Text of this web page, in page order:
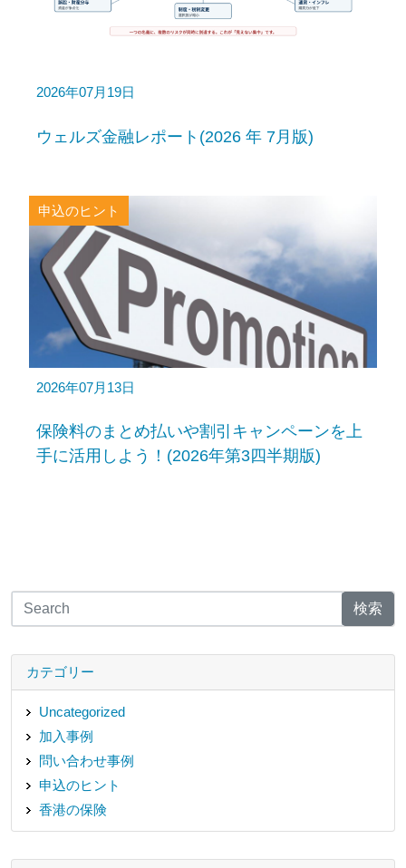
2026年07月19日
ウェルズ金融レポート(2026 年 7月版)
申込のヒント
2026年07月13日
保険料のまとめ払いや割引キャンペーンを上
手に活用しよう！(2026年第3四半期版)
検索
カテゴリー
Uncategorized
加入事例
問い合わせ事例
申込のヒント
香港の保険